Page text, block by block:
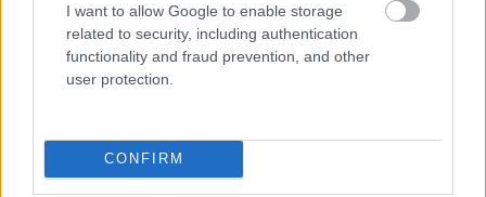
I want to allow Google to enable storage
related to security, including authentication
functionality and fraud prevention, and other
user protection.
CONFIRM
06/08/2026
Έτοιμη για… υψηλές πτήσεις η Μπενφίκα του Ψάρρα
με τον «Ιπτάμενο Ολλανδό» Βίλτενμπουργκ
05/08/2026
Ισόπαλο το πρωτο φιλικό τεστ της Εθνικής στο
Ουρμπίνο